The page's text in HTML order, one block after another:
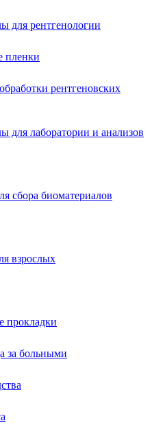
для рентгенологии
пленки
рентгеновских
для лаборатории и анализов
сбора биоматериалов
взрослых
прокладки
за больными